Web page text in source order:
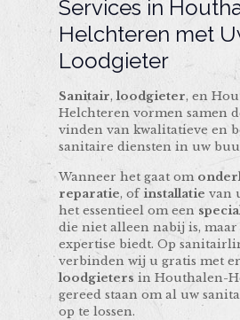
Services in
Helchteren met
Loodgieter
Sanitair,loodgieter, en
Helchteren vormen samen
vinden van kwalitatieve en
sanitaire diensten in uw
Wanneer het gaat om
reparatie, of installatie van
het essentieel om een
die niet alleen nabij is, maar
expertise biedt. Op
verbinden wij u gratis met
loodgieters in Houthalen-
gereed staan om al uw
op te lossen.